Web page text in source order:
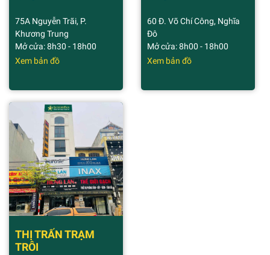
75A Nguyễn Trãi, P.
Khương Trung
Mở cửa: 8h30 - 18h00
Xem bản đồ
60 Đ. Võ Chí Công, Nghĩa
Đô
Mở cửa: 8h00 - 18h00
Xem bản đồ
THỊ TRẤN TRẠM
TRÔI